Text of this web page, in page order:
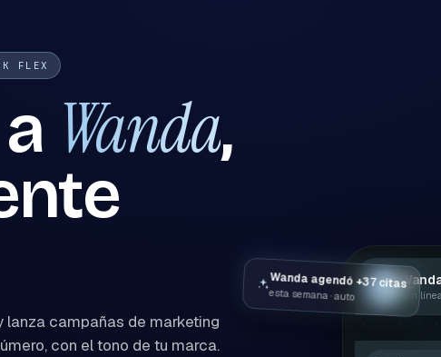
FLEX
Wanda,
lanza campañas de marketing
con el tono de tu marca.
W
en
Wanda agendó +37 citas
esta semana · auto